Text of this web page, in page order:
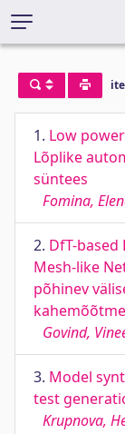
1. Low
Lõplike
süntees
Fomina,
2. DfT-
Mesh-like
põhinev
Govind,
3. Model
test
Krupnova,